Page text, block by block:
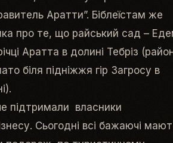
Аратти”. Біблеїстам же
про те, що райський сад –
Аратта в долині Тебріз
біля підніжжя гір Загросу в
підтримали власники
Сьогодні всі бажаючі